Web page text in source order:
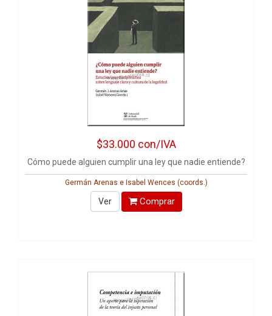
$33.000 con/IVA
Cómo puede alguien cumplir una ley que nadie entiende?
Germán Arenas e Isabel Wences (coords.)
Ver Comprar